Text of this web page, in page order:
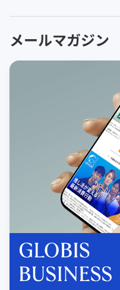
メールマガジン